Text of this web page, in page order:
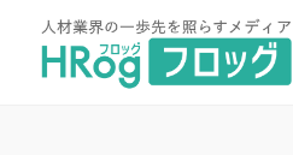
HRog | 人材業界